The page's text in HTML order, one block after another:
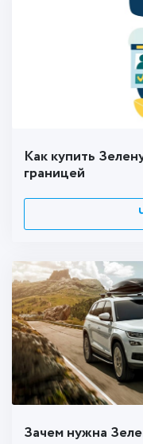
Как купить
границей
Зачем нужна